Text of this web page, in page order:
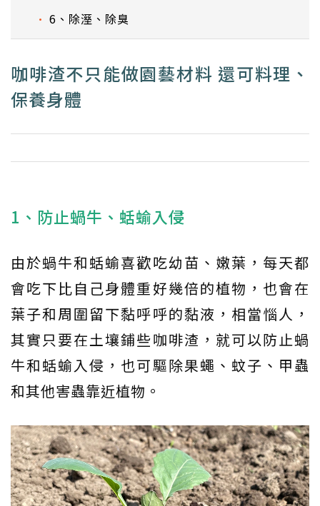
6、除溼、除臭
咖啡渣不只能做園藝材料 還可料理、
保養身體
1、防止蝸牛、蛞蝓入侵
由於蝸牛和蛞蝓喜歡吃幼苗、嫩葉，每天都
會吃下比自己身體重好幾倍的植物，也會在
葉子和周圍留下黏呼呼的黏液，相當惱人，
其實只要在土壤鋪些咖啡渣，就可以防止蝸
牛和蛞蝓入侵，也可驅除果蠅、蚊子、甲蟲
和其他害蟲靠近植物。